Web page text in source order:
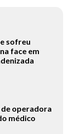
sofreu
face em
operadora
médico